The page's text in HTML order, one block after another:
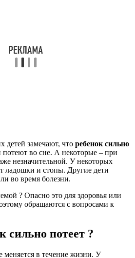
замечают, что ребенок сильно
потеют во сне. А некоторые – при
незначительной. У некоторых
ладошки и стопы. Другие дети
во время болезни.
? Опасно это для здоровья или
обращаются с вопросами к
сильно потеет ?
меняется в течение жизни. У